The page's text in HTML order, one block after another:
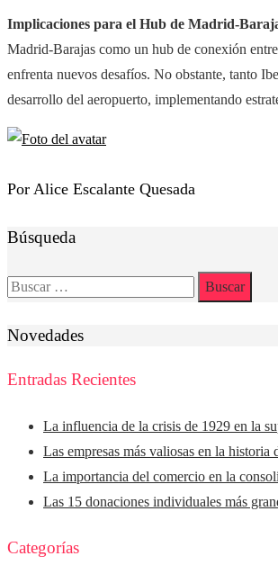
Implicaciones para el Hub de Madrid-
Madrid-Barajas como un hub de conexión
enfrenta nuevos desafíos. No obstante, tanto
desarrollo del aeropuerto, implementando
Por Alice Escalante Quesada
Búsqueda
Buscar:
Novedades
Entradas Recientes
La influencia de la crisis de 1929 en la
Las empresas más valiosas en la
La importancia del comercio en la
Las 15 donaciones individuales más
Categorías